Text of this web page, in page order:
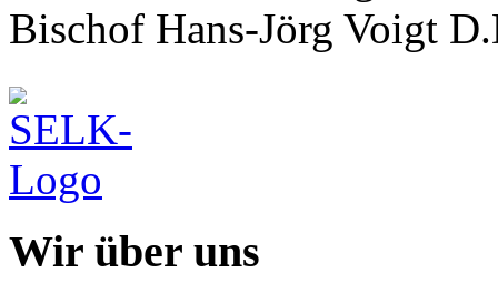
Bischof Hans-Jörg Voigt
Wir über uns